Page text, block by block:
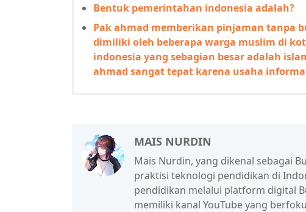
Bentuk pemerintahan indonesia adalah?
Pak ahmad memberikan pinjaman tanpa
dimiliki oleh beberapa warga muslim di
indonesia yang sebagian besar adalah
ahmad sangat tepat karena usaha
MAIS NURDIN
Mais Nurdin, yang dikenal sebagai
praktisi teknologi pendidikan di
pendidikan melalui platform digital
memiliki kanal YouTube yang